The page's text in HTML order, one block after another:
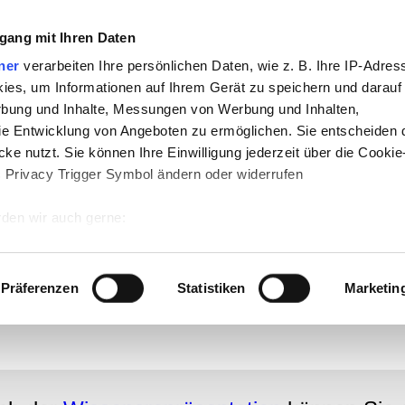
mit Ihren Daten
verarbeiten Ihre persönlichen Daten, wie z. B. Ihre IP-
um Informationen auf Ihrem Gerät zu speichern und
und Inhalte, Messungen von Werbung und Inhalten,
Entwicklung von Angeboten zu ermöglichen. Sie entscheiden
nutzt. Sie können Ihre Einwilligung jederzeit über die
Trigger Symbol ändern oder widerrufen
wir auch gerne:
Scannen nach bestimmten Merkmalen (Fingerprinting)
wie Ihre persönlichen Daten verarbeitet werden, und legen Sie
fest.
Präferenzen Statistiken
-Geschichte-Politik -Pädagogik-
-Projekte- So navigiert man auf
-teachSam braucht Werbung
KOGNITIONSPSYCHOLOGIE Hauptbereiche
Wissen ◄▪ Perzeptuelle Symbolsysteme ▪ ACT-R-Theorie Embodiment ▪ Gedächtnis
Kommunikationspsychologie Wahrnehmungspsychologie